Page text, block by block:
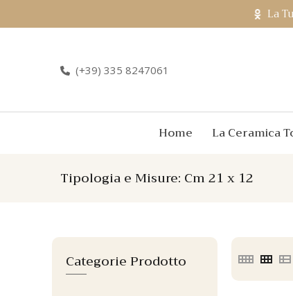
La
(+39) 335 8247061
Home La Ceramica
Tipologia e Misure: Cm 21 x 12
Categorie Prodotto